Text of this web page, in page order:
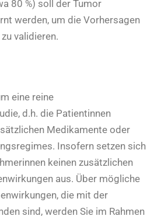
80 %) soll der Tumor
werden, um die Vorhersagen
validieren.
eine reine
d.h. die Patientinnen
Medikamente oder
Insofern setzen sich
keinen zusätzlichen
aus. Über mögliche
die mit der
sind, werden Sie im Rahmen